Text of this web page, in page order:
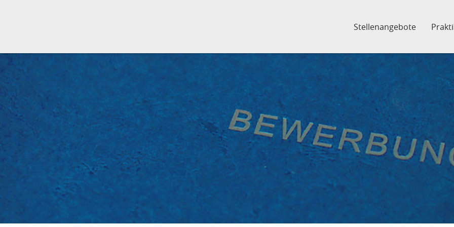
Stellenangebote